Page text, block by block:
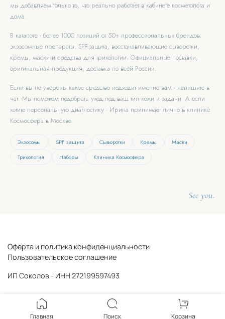
мы добавляем только то, что реально работает в кабинете косметолога и
дома.
В каталоге - более 1000 позиций от 50+ профессиональных брендов:
экзосомные препараты, SPF-защита, восстанавливающие сыворотки,
кремы, маски и средства для трихологии. Официальные поставки,
оригинальная продукция, доставка по всей России.
Если вы не уверены какое средство подходит именно вам - напишите в
чат. Мы поможем подобрать уход под ваш тип кожи и задачи. А если
хотите персональную диагностику - Ирина принимает лично в клинике
Космосфера в Москве.
Экзосомы SPF защита Сыворотки Кремы
Маски
Трихология
Наборы Клиника Космосфера
See you.
Оферта и политика конфиденциальности
Пользовательское соглашение
ИП Соколов - ИНН 272199597493
Главная Поиск Корзина